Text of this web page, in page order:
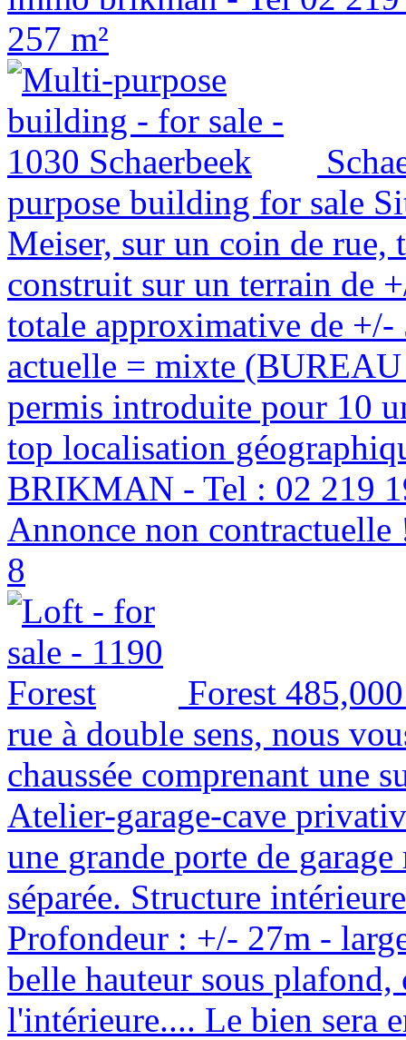
257 m²
purpose building for sale
Meiser, sur un coin de rue,
construit sur un terrain de
totale approximative de
actuelle = mixte
permis introduite pour 10
top localisation
BRIKMAN - Tel : 02 219
Annonce non contractuelle
8
Forest
rue à double sens, nous
chaussée comprenant une
Atelier-garage-cave
une grande porte de
séparée. Structure
Profondeur : +/- 27m -
belle hauteur sous
l'intérieure.... Le bien sera